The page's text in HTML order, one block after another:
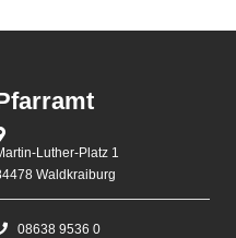
Luther-Platz 1
Waldkraiburg
08638 9536 0